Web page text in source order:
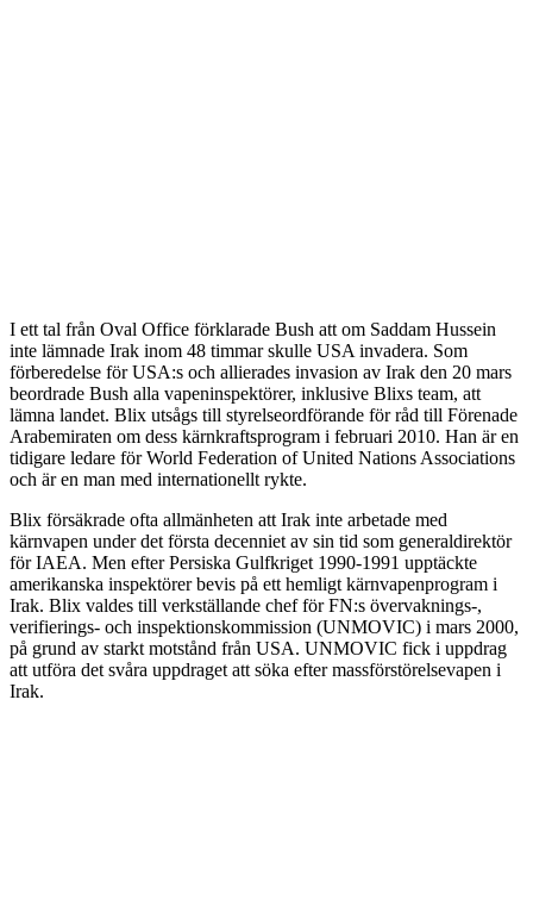
I ett tal från Oval Office förklarade Bush att om Saddam Hussein
inte lämnade Irak inom 48 timmar skulle USA invadera. Som
förberedelse för USA:s och allierades invasion av Irak den 20 mars
beordrade Bush alla vapeninspektörer, inklusive Blixs team, att
lämna landet. Blix utsågs till styrelseordförande för råd till Förenade
Arabemiraten om dess kärnkraftsprogram i februari 2010. Han är en
tidigare ledare för World Federation of United Nations Associations
och är en man med internationellt rykte.
Blix försäkrade ofta allmänheten att Irak inte arbetade med
kärnvapen under det första decenniet av sin tid som generaldirektör
för IAEA. Men efter Persiska Gulfkriget 1990-1991 upptäckte
amerikanska inspektörer bevis på ett hemligt kärnvapenprogram i
Irak. Blix valdes till verkställande chef för FN:s övervaknings-,
verifierings- och inspektionskommission (UNMOVIC) i mars 2000,
på grund av starkt motstånd från USA. UNMOVIC fick i uppdrag
att utföra det svåra uppdraget att söka efter massförstörelsevapen i
Irak.